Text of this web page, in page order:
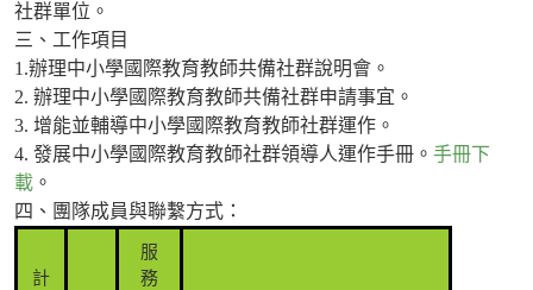
社群單位。
三、工作項目
1.辦理中小學國際教育教師共備社群說明會。
2. 辦理中小學國際教育教師共備社群申請事宜。
3. 增能並輔導中小學國際教育教師社群運作。
4. 發展中小學國際教育教師社群領導人運作手冊。 手冊下
載 。
四、團隊成員與聯繫方式：
計
服
務